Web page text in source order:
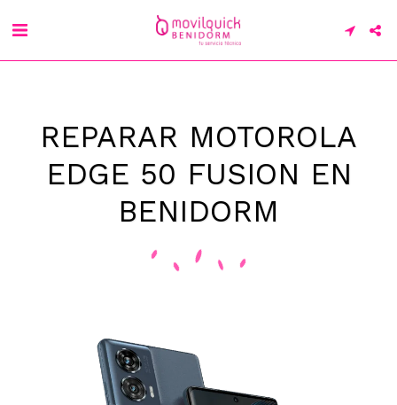
REPARAR MOTOROLA
EDGE 50 FUSION EN
BENIDORM